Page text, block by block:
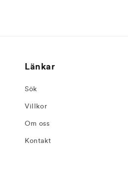
Länkar
Sök
Villkor
Om oss
Kontakt